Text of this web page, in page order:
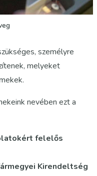
személyre
melyeket
nevében ezt a
felelős
Kirendeltség